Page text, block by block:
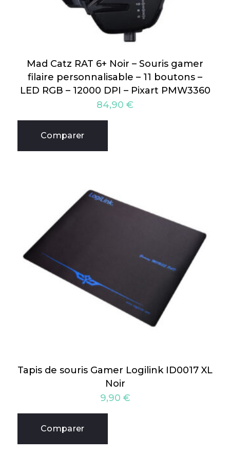
Mad Catz RAT 6+ Noir – Souris gamer
filaire personnalisable – 11 boutons –
LED RGB – 12000 DPI – Pixart PMW3360
84,90 €
Comparer
Tapis de souris Gamer Logilink ID0017 XL
Noir
9,90 €
Comparer